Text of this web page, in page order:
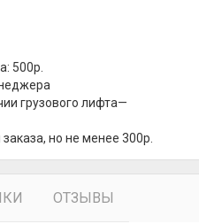
500р.
грузового лифта—
но не менее 300р.
ОТЗЫВЫ